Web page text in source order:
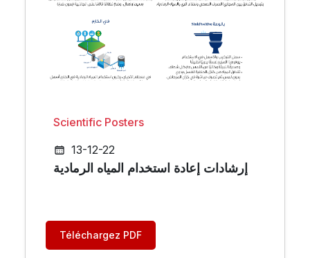
Scientific Posters
13-12-22
إرشادات إعادة استخدام المياه الرمادية
Téléchargez PDF